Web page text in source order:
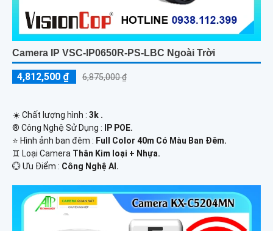
Camera IP VSC-IP0650R-PS-LBC Ngoài Trời
4,812,500 ₫ 6,875,000 ₫
☀️ Chất lượng hình : 3k .
®️ Công Nghệ Sử Dụng :
IP POE.
⭐ Hình ảnh ban đêm : Full Color 40m Có Màu Ban Ðêm.
♊ Loại Camera Thân Kim loại + Nhựa.
️💮 Ưu Điểm : Công Nghệ AI.